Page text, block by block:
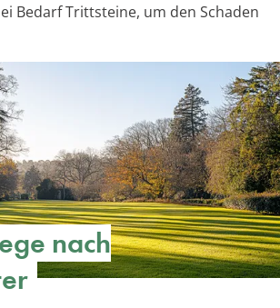
Bedarf Trittsteine, um den Schaden
nach